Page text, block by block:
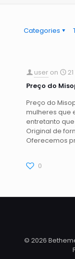
Categories
user on
Preço do
Preço do
mulheres que
entretanto
Original de
Oferecemos
0
© 2026